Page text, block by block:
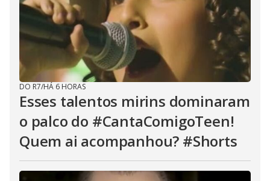
DO R7/HÁ 6 HORAS
Esses talentos mirins dominaram
o palco do #CantaComigoTeen!
Quem ai acompanhou? #Shorts